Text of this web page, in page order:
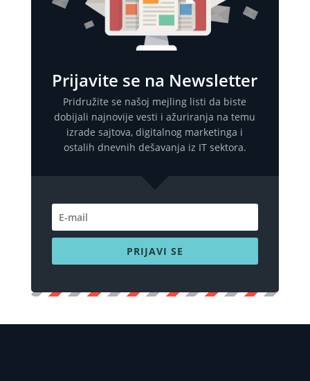
Prijavite se na Newsletter
Pridružite se našoj mejling listi da biste
dobijali najnovije vesti i ažuriranja na temu
izrade sajtova, digitalnog marketinga i
ostalih dnevnih dešavanja iz IT sektora.
PRIJAVI SE